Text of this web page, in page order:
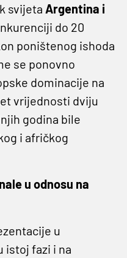
svijeta Argentina i
do 20
poništenog ishoda
se ponovno
dominacije na
vrijednosti dviju
godina bile
i afričkog
u odnosu na
u
istoj fazi i na